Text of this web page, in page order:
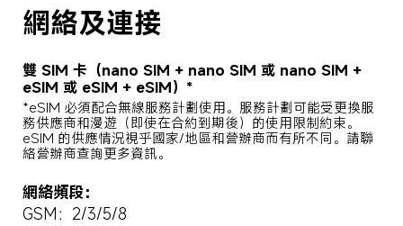
網絡及連接
雙 SIM 卡（nano SIM + nano SIM 或 nano SIM +
eSIM 或 eSIM + eSIM）*
*eSIM 必須配合無線服務計劃使用。服務計劃可能受更換服
務供應商和漫遊（即使在合約到期後）的使用限制約束。
eSIM 的供應情況視乎國家/地區和營辦商而有所不同。請聯
絡營辦商查詢更多資訊。
網絡頻段：
GSM：2/3/5/8